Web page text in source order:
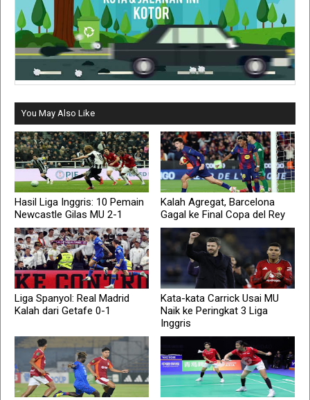
You May Also Like
Hasil Liga Inggris: 10 Pemain
Newcastle Gilas MU 2-1
Kalah Agregat, Barcelona
Gagal ke Final Copa del Rey
Liga Spanyol: Real Madrid
Kalah dari Getafe 0-1
Kata-kata Carrick Usai MU
Naik ke Peringkat 3 Liga
Inggris